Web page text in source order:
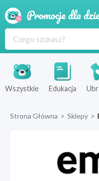
Wszystkie Edukacja
Strona Główna > Sklepy >